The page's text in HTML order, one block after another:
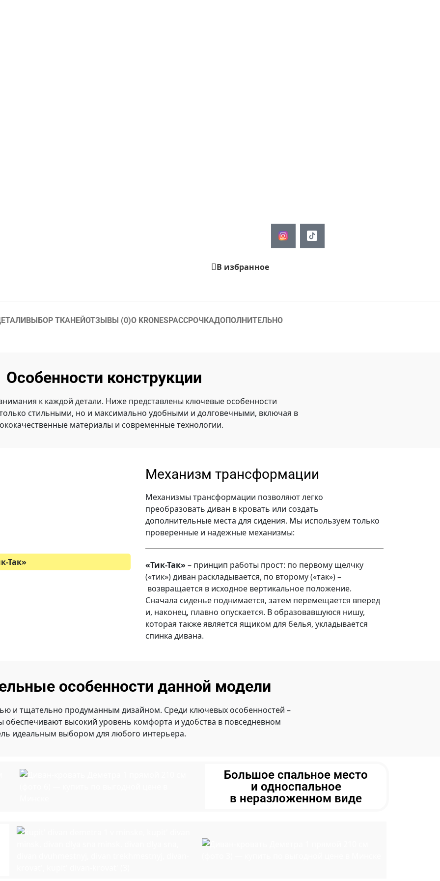
В избранное
ВЫБОР ТКАНЕЙОТЗЫВЫ (0)О KRONESРАССРОЧКАДОПОЛНИТЕЛЬНО
Особенности конструкции
к каждой детали. Ниже представлены ключевые особенности
стильными, но и максимально удобными и долговечными, включая в
материалы и современные технологии.
Так»
Механизм трансформации
Механизмы трансформации позволяют легко
преобразовать диван в кровать или создать
дополнительные места для сидения. Мы используем только
проверенные и надежные механизмы:
«Тик-Так» – принцип работы прост: по первому щелчку
(«тик») диван раскладывается, по второму («так») –
возвращается в исходное вертикальное положение.
Сначала сиденье поднимается, затем перемещается вперед
и, наконец, плавно опускается. В образовавшуюся нишу,
которая также является ящиком для белья, укладывается
спинка дивана.
особенности данной модели
и тщательно продуманным дизайном. Среди ключевых особенностей –
обеспечивают высокий уровень комфорта и удобства в повседневном
идеальным выбором для любого интерьера.
Большое спальное место
и односпальное
в неразложенном виде